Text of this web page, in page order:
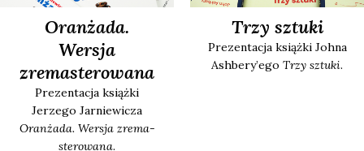
Oranżada.
Wersja
zremasterowana
Pre­zen­ta­cja książ­ki
Jerze­go Jar­nie­wi­cza
Oran­ża­da. Wer­sja zre­ma­
ste­ro­wa­na.
Trzy sztuki
Pre­zen­ta­cja książ­ki Joh­na
Ash­be­ry­’e­go Trzy sztu­ki.